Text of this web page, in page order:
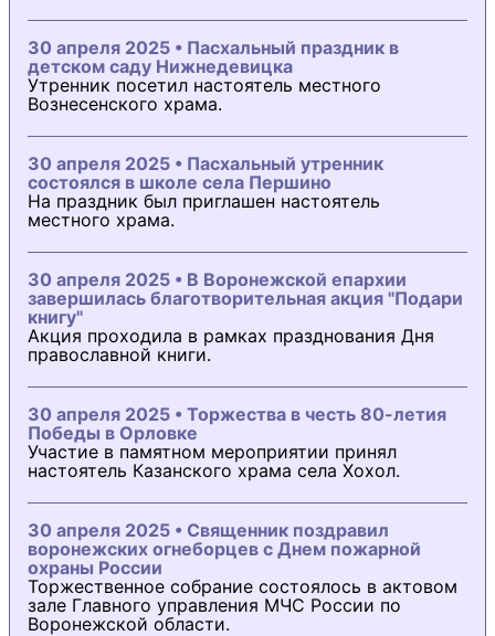
30 апреля 2025 • Пасхальный праздник в
детском саду Нижнедевицка
Утренник посетил настоятель местного
Вознесенского храма.
30 апреля 2025 • Пасхальный утренник
состоялся в школе села Першино
На праздник был приглашен настоятель
местного храма.
30 апреля 2025 • В Воронежской епархии
завершилась благотворительная акция "Подари
книгу"
Акция проходила в рамках празднования Дня
православной книги.
30 апреля 2025 • Торжества в честь 80-летия
Победы в Орловке
Участие в памятном мероприятии принял
настоятель Казанского храма села Хохол.
30 апреля 2025 • Священник поздравил
воронежских огнеборцев с Днем пожарной
охраны России
Торжественное собрание состоялось в актовом
зале Главного управления МЧС России по
Воронежской области.